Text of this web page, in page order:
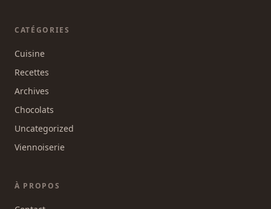
CATÉGORIES
Cuisine
Recettes
Archives
Chocolats
Uncategorized
Viennoiserie
À PROPOS